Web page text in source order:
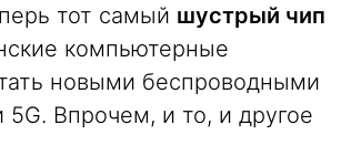
тот самый шустрый чип
компьютерные
новыми беспроводными
Впрочем, и то, и другое